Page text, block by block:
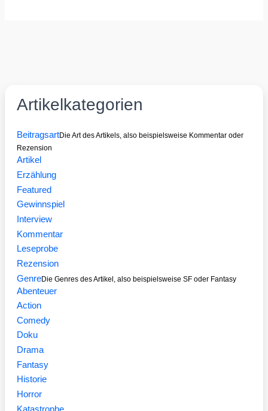
Artikelkategorien
BeitragsartDie Art des Artikels, also beispielsweise Kommentar oder
Rezension
Artikel
Erzählung
Featured
Gewinnspiel
Interview
Kommentar
Leseprobe
Rezension
GenreDie Genres des Artikel, also beispielsweise SF oder Fantasy
Abenteuer
Action
Comedy
Doku
Drama
Fantasy
Historie
Horror
Katastrophe